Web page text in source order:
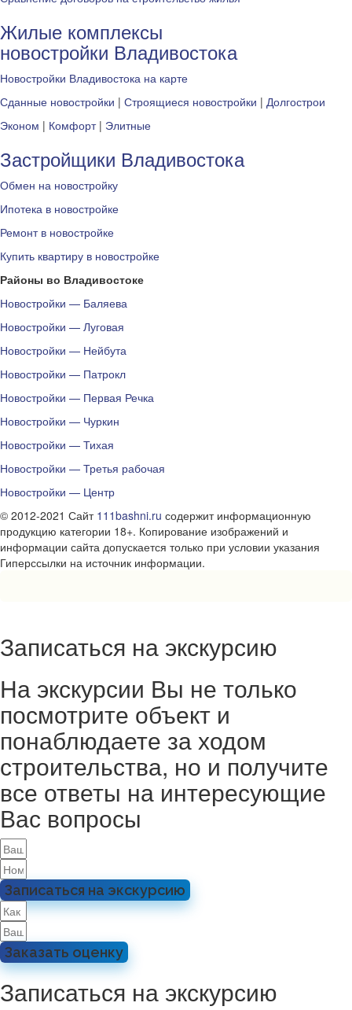
Жилые комплексы
новостройки Владивостока
Новостройки Владивостока на карте
Сданные новостройки | Строящиеся новостройки | Долгострои
Эконом | Комфорт| Элитные
Застройщики Владивостока
Обмен на новостройку
Ипотека в новостройке
Ремонт в новостройке
Купить квартиру в новостройке
Районы во Владивостоке
Новостройки — Баляева
Новостройки — Луговая
Новостройки — Нейбута
Новостройки — Патрокл
Новостройки — Первая Речка
Новостройки — Чуркин
Новостройки — Тихая
Новостройки — Третья рабочая
Новостройки — Центр
© 2012-2021 Сайт 111bashni.ru содержит информационную
продукцию категории 18+. Копирование изображений и
информации сайта допускается только при условии указания
Гиперссылки на источник информации.
Записаться на экскурсию
На экскурсии Вы не только
посмотрите объект и
понаблюдаете за ходом
строительства, но и получите
все ответы на интересующие
Вас вопросы
Записаться на экскурсию
Заказать оценку
Записаться на экскурсию